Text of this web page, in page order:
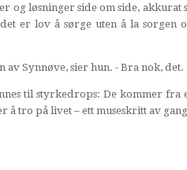
løsninger side om side, akkurat
er lov å sørge uten å la sorgen
Synnøve, sier hun. - Bra nok, det.
til styrkedrops: De kommer fra
å tro på livet – ett museskritt av